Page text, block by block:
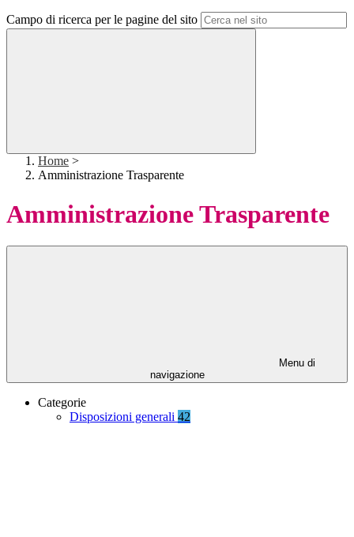
Campo di ricerca per le pagine del sito
Home >
Amministrazione Trasparente
Amministrazione Trasparente
Menu di
navigazione
Categorie
Disposizioni generali 42